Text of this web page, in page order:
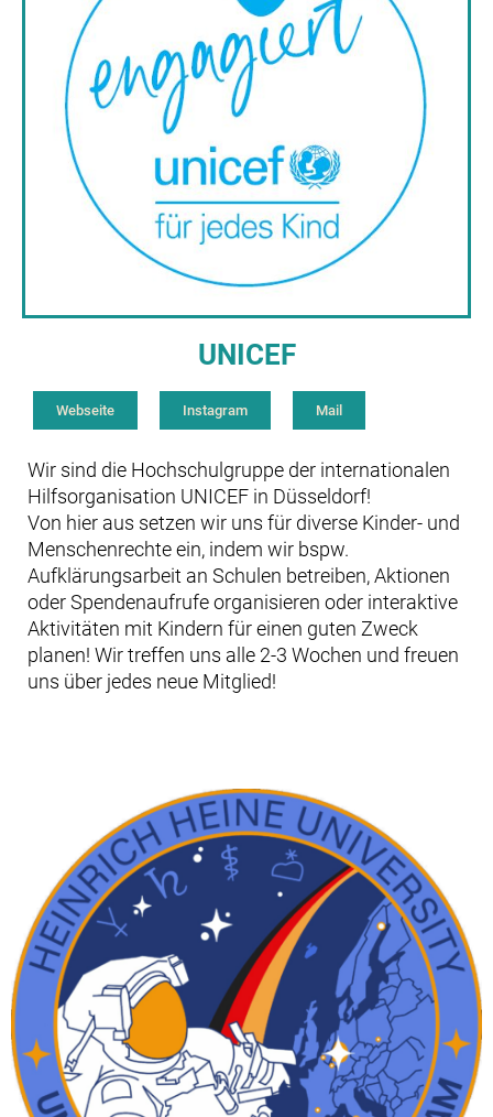
UNICEF
Webseite Instagram Mail
Wir sind die Hochschulgruppe der internationalen
Hilfsorganisation UNICEF in Düsseldorf!
Von hier aus setzen wir uns für diverse Kinder- und
Menschenrechte ein, indem wir bspw.
Aufklärungsarbeit an Schulen betreiben, Aktionen
oder Spendenaufrufe organisieren oder interaktive
Aktivitäten mit Kindern für einen guten Zweck
planen! Wir treffen uns alle 2-3 Wochen und freuen
uns über jedes neue Mitglied!